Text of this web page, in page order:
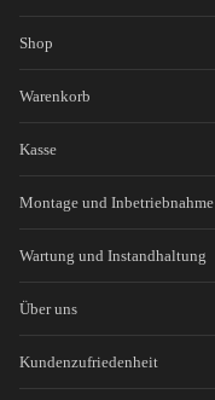
Shop
Warenkorb
Kasse
Montage und Inbetriebnahme
Wartung und Instandhaltung
Über uns
Kundenzufriedenheit